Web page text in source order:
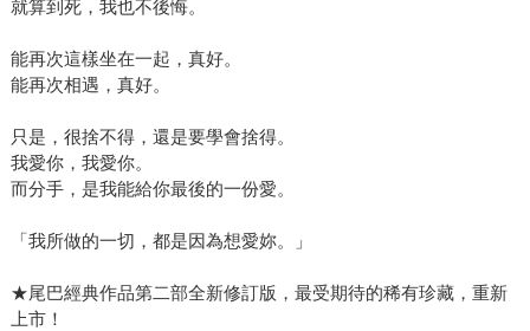
就算到死，我也不後悔。
能再次這樣坐在一起，真好。
能再次相遇，真好。
只是，很捨不得，還是要學會捨得。
我愛你，我愛你。
而分手，是我能給你最後的一份愛。
「我所做的一切，都是因為想愛妳。」
★尾巴經典作品第二部全新修訂版，最受期待的稀有珍藏，重新
上市！